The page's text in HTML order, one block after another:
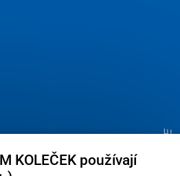
KOLEČEK používají